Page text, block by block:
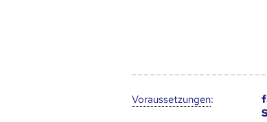
Voraus­setzungen: